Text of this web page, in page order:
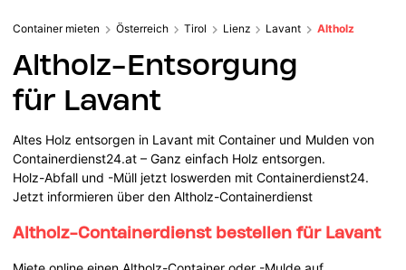
Container mieten Österreich Tirol Lienz Lavant Altholz
Altholz-Entsorgung
für Lavant
Altes Holz entsorgen in Lavant mit Container und Mulden von
Containerdienst24.at – Ganz einfach Holz entsorgen.
Holz-Abfall und -Müll jetzt loswerden mit Containerdienst24.
Jetzt informieren über den Altholz-Containerdienst
Altholz-Containerdienst bestellen für Lavant